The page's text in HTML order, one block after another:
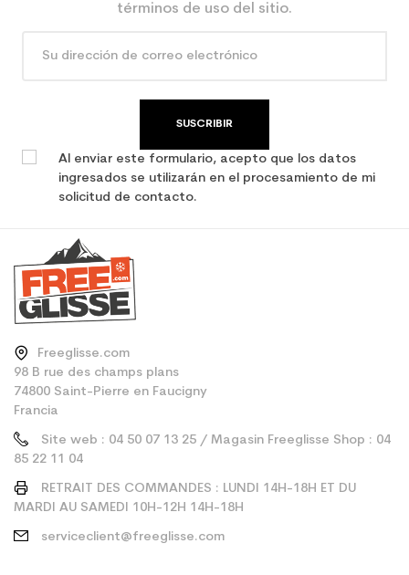
términos de uso del sitio.
SUSCRIBIR
Al enviar este formulario, acepto que los datos
ingresados se utilizarán en el procesamiento de mi
solicitud de contacto.
Freeglisse.com
98 B rue des champs plans
74800 Saint-Pierre en Faucigny
Francia
Site web : 04 50 07 13 25 / Magasin Freeglisse Shop : 04
85 22 11 04
RETRAIT DES COMMANDES : LUNDI 14H-18H ET DU
MARDI AU SAMEDI 10H-12H 14H-18H
serviceclient@freeglisse.com